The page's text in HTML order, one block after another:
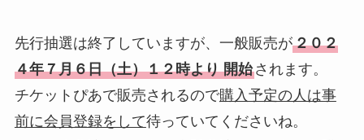
先行抽選は終了していますが、一般販売が２０２
４年７月６日（土）１２時より 開始されます。
チケットぴあで販売されるので購入予定の人は事
前に会員登録をして待っていてくださいね。